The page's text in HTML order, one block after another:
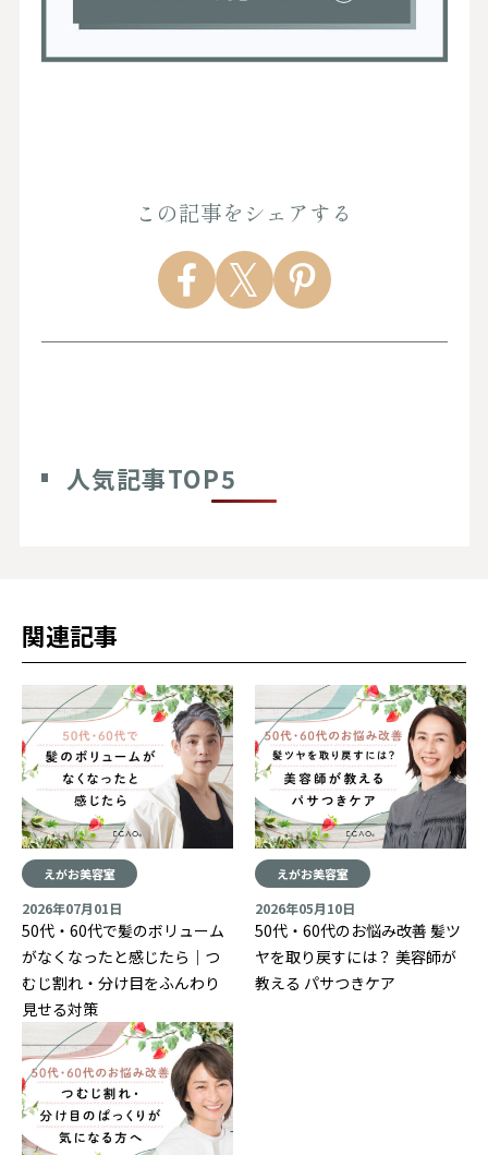
この記事をシェアする
人気記事TOP5
関連記事
えがお美容室
2026年07月01日
50代・60代で髪のボリューム
がなくなったと感じたら｜つ
むじ割れ・分け目をふんわり
見せる対策
えがお美容室
2026年05月10日
50代・60代のお悩み改善 髪ツ
ヤを取り戻すには？ 美容師が
教える パサつきケア